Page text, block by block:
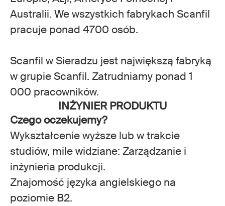
Australii. We wszystkich fabrykach Scanfil
pracuje ponad 4700 osób.
Scanfil w Sieradzu jest największą fabryką
w grupie Scanfil. Zatrudniamy ponad 1
000 pracowników.
INŻYNIER PRODUKTU
Czego oczekujemy?
Wykształcenie wyższe lub w trakcie
studiów, mile widziane: Zarządzanie i
inżynieria produkcji.
Znajomość języka angielskiego na
poziomie B2.